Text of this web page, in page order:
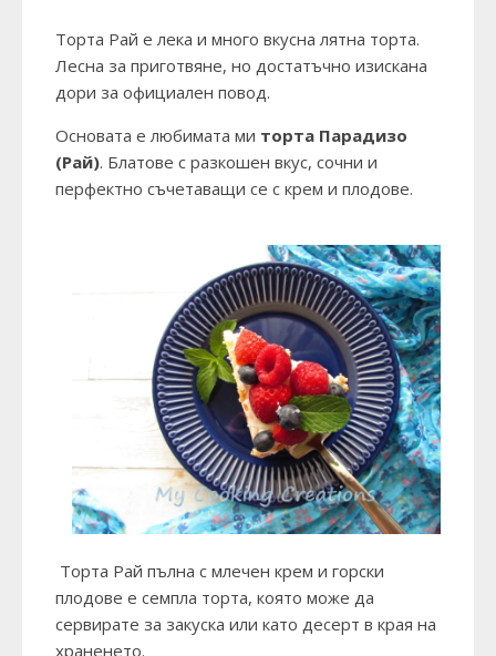
Торта Рай е лека и много вкусна лятна торта.
Лесна за приготвяне, но достатъчно изискана
дори за официален повод.
Основата е любимата ми торта Парадизо
(Рай). Блатове с разкошен вкус, сочни и
перфектно съчетаващи се с крем и плодове.
Торта Рай пълна с млечен крем и горски
плодове е семпла торта, която може да
сервирате за закуска или като десерт в края на
храненето.